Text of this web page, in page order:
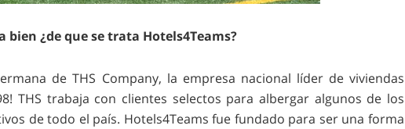
bien ¿de que se trata Hotels4Teams?
de THS Company, la empresa nacional líder de viviendas
THS trabaja con clientes selectos para albergar algunos de los
de todo el país. Hotels4Teams fue fundado para ser una forma